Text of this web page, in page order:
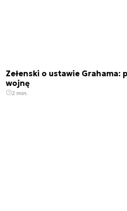
Zełenski o ustawie Grahama:
wojnę
2 min.